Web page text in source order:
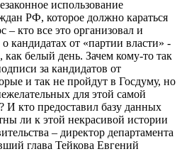
использование
РФ, которое должно караться
кто все это организовал и
кандидатах от «партии власти» -
как белый день. Зачем кому-то так
за кандидатов от
и так не пройдут в Госдуму, но
для этой самой
И кто предоставил базу данных
ли к этой некрасивой истории
– директор департамента
глава Тейкова Евгений